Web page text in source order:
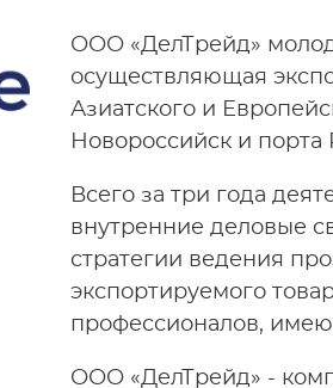
ООО «ДелТрейд»
осуществляющая
Азиатского и
Новороссийск и порта
Всего за три года
внутренние деловые
стратегии ведения
экспортируемого
профессионалов,
ООО «ДелТрейд» -